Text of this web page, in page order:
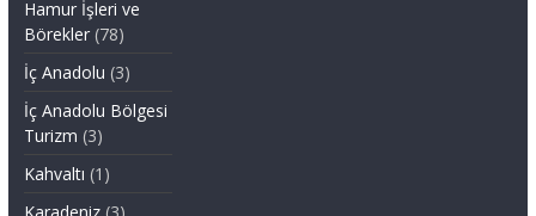
Hamur İşleri ve
Börekler(78)
İç Anadolu (3)
İç Anadolu Bölgesi
Turizm (3)
Kahvaltı (1)